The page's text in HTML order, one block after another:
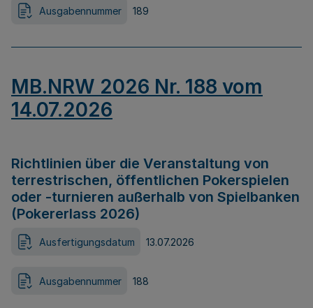
Ausgabennummer 189
MB.NRW 2026 Nr. 188 vom
14.07.2026
Richtlinien über die Veranstaltung von
terrestrischen, öffentlichen Pokerspielen
oder -turnieren außerhalb von Spielbanken
(Pokererlass 2026)
Ausfertigungsdatum 13.07.2026
Ausgabennummer 188